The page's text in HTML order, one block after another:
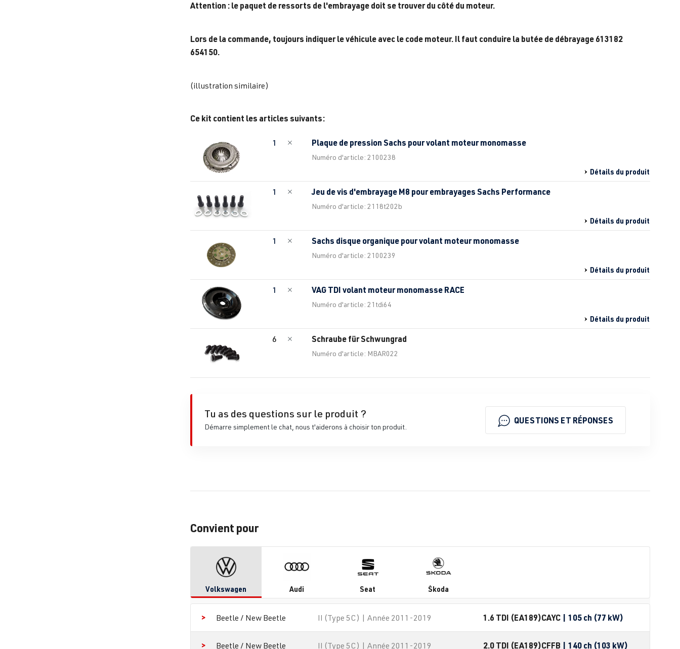
Attention : le paquet de ressorts de l'embrayage doit se trouver du côté du moteur.
Lors de la commande, toujours indiquer le véhicule avec le code moteur. Il faut conduirela butée de débrayage613182
654150.
(illustration similaire)
Ce kit contient les articles suivants:
1 Plaque de pression Sachs pour volant moteur monomasse
Numéro d'article: 2100238
Détails du produit
1 Jeu de vis d'embrayage M8 pour embrayages Sachs Performance
Numéro d'article: 2118t202b
Détails du produit
1 Sachs disque organique pour volant moteur monomasse
Numéro d'article: 2100239
Détails du produit
1 VAG TDI volant moteur monomasse RACE
Numéro d'article: 21tdi64
Détails du produit
6 Schraube für Schwungrad
Numéro d'article: MBAR022
Tu as des questions sur le produit ?
Démarre simplement le chat, nous t'aiderons à choisir ton produit.
QUESTIONS ET RÉPONSES
Convient pour
Volkswagen Audi Seat Škoda
Beetle / New Beetle II (Type 5C) | Année 2011-2019 1.6 TDI (EA189)CAYC | 105 ch (77 kW)
Beetle / New Beetle II (Type 5C) | Année 2011-2019 2.0 TDI (EA189)CFFB | 140 ch (103 kW)